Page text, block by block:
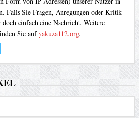
Falls Sie Fragen, Anregungen oder Kritik
einfach eine Nachricht. Weitere
Sie aufyakuza112.org.